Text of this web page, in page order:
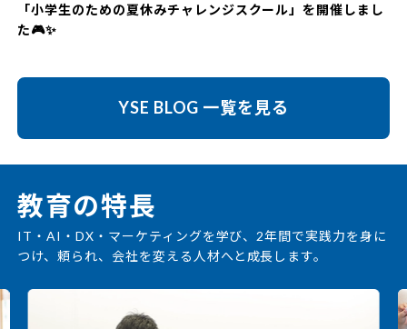
「小学生のための夏休みチャレンジスクール」を開催しまし
た🎮✨
YSE BLOG 一覧を見る
教育の特長
IT・AI・DX・マーケティングを学び、2年間で実践力を身に
つけ、頼られ、会社を変える人材へと成長します。